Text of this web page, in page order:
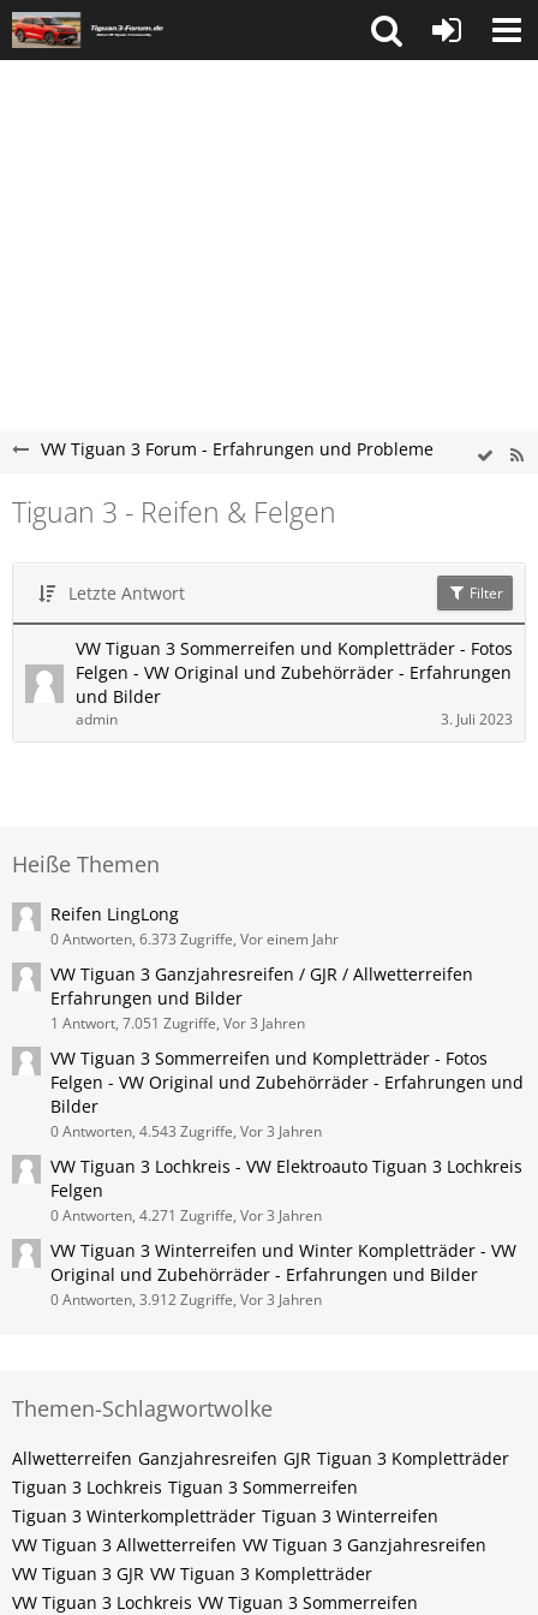
VW Tiguan 3 Forum - Erfahrungen und Probleme
Tiguan 3 - Reifen & Felgen
Letzte Antwort Filter
VW Tiguan 3 Sommerreifen und Kompletträder - Fotos
Felgen - VW Original und Zubehörräder - Erfahrungen
und Bilder
admin 3. Juli 2023
Heiße Themen
Reifen LingLong
0 Antworten, 6.373 Zugriffe, Vor einem Jahr
VW Tiguan 3 Ganzjahresreifen / GJR / Allwetterreifen
Erfahrungen und Bilder
1 Antwort, 7.051 Zugriffe, Vor 3 Jahren
VW Tiguan 3 Sommerreifen und Kompletträder - Fotos
Felgen - VW Original und Zubehörräder - Erfahrungen und
Bilder
0 Antworten, 4.543 Zugriffe, Vor 3 Jahren
VW Tiguan 3 Lochkreis - VW Elektroauto Tiguan 3 Lochkreis
Felgen
0 Antworten, 4.271 Zugriffe, Vor 3 Jahren
VW Tiguan 3 Winterreifen und Winter Kompletträder - VW
Original und Zubehörräder - Erfahrungen und Bilder
0 Antworten, 3.912 Zugriffe, Vor 3 Jahren
Themen-Schlagwortwolke
Allwetterreifen Ganzjahresreifen GJR Tiguan 3 Kompletträder
Tiguan 3 Lochkreis Tiguan 3 Sommerreifen
Tiguan 3 Winterkompletträder Tiguan 3 Winterreifen
VW Tiguan 3 Allwetterreifen VW Tiguan 3 Ganzjahresreifen
VW Tiguan 3 GJR VW Tiguan 3 Kompletträder
VW Tiguan 3 Lochkreis VW Tiguan 3 Sommerreifen